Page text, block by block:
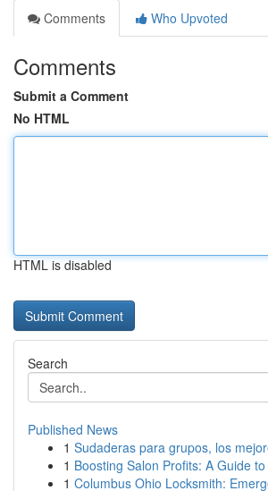
Comments
Who Upvoted
Comments
Submit a Comment
No HTML
HTML is disabled
Search
Published News
1 Sudaderas para grupos, los
1 Boosting Salon Profits: A Guide
1 Columbus Ohio Locksmith: